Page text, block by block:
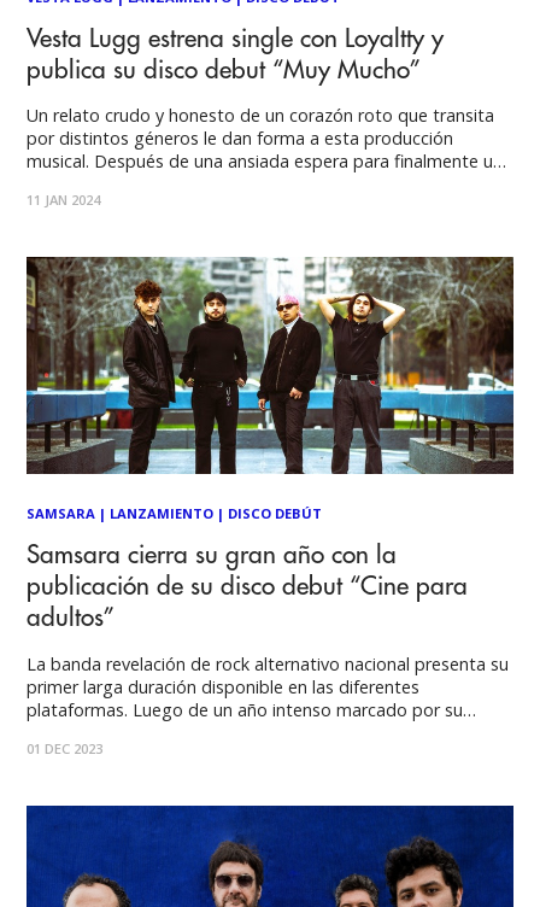
Vesta Lugg estrena single con Loyaltty y
publica su disco debut “Muy Mucho”
Un relato crudo y honesto de un corazón roto que transita
por distintos géneros le dan forma a esta producción
musical. Después de una ansiada espera para finalmente unir
Lugg inició su año musical con la publicación de su primer
11 JAN 2024
SAMSARA | LANZAMIENTO | DISCO DEBÚT
Samsara cierra su gran año con la
publicación de su disco debut “Cine para
adultos”
La banda revelación de rock alternativo nacional presenta su
primer larga duración disponible en las diferentes
plataformas. Luego de un año intenso marcado por su
abriendo el show de Glenn Hughes (Deep Purple) en Club
01 DEC 2023